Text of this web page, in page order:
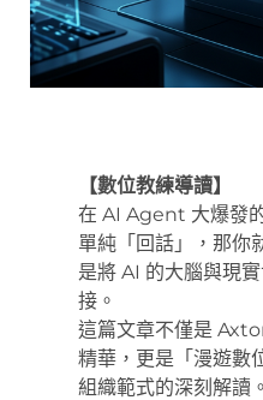
【數位教練導讀】
在 AI Agent 大爆發
單純「回話」，那你
是將 AI 的大腦與現
接。
這篇文章不僅是
精華，更是「漫遊數
組織範式的深刻解讀。